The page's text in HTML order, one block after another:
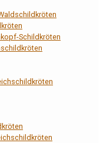
Schildkröten